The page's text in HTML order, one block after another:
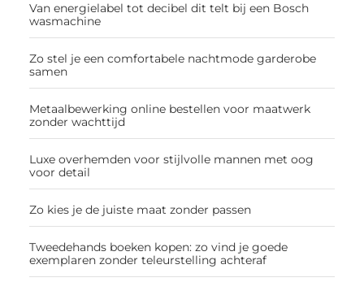
Van energielabel tot decibel dit telt bij een Bosch
wasmachine
Zo stel je een comfortabele nachtmode garderobe
samen
Metaalbewerking online bestellen voor maatwerk
zonder wachttijd
Luxe overhemden voor stijlvolle mannen met oog
voor detail
Zo kies je de juiste maat zonder passen
Tweedehands boeken kopen: zo vind je goede
exemplaren zonder teleurstelling achteraf